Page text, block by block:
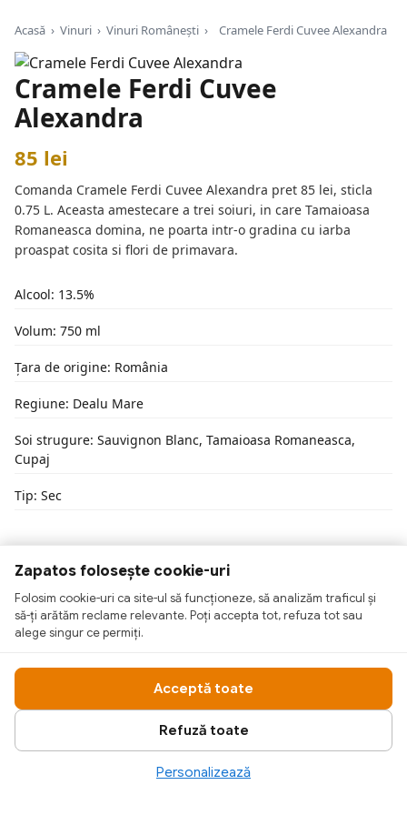
Acasă › Vinuri › Vinuri Românești › Cramele Ferdi Cuvee Alexandra
Cramele Ferdi Cuvee
Alexandra
85 lei
Comanda Cramele Ferdi Cuvee Alexandra pret 85 lei, sticla
0.75 L. Aceasta amestecare a trei soiuri, in care Tamaioasa
Romaneasca domina, ne poarta intr-o gradina cu iarba
proaspat cosita si flori de primavara.
Alcool: 13.5%
Volum: 750 ml
Țara de origine: România
Regiune: Dealu Mare
Soi strugure: Sauvignon Blanc, Tamaioasa Romaneasca,
Cupaj
Tip: Sec
Zapatos folosește cookie-uri
Folosim cookie-uri ca site-ul să funcționeze, să analizăm traficul și
să-ți arătăm reclame relevante. Poți accepta tot, refuza tot sau
alege singur ce permiți.
Acceptă toate
Refuză toate
Personalizează